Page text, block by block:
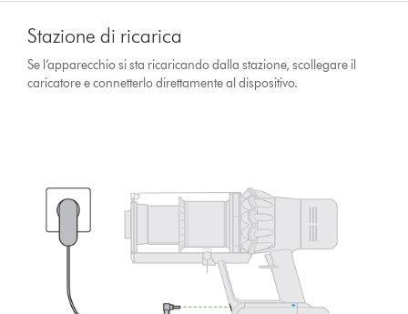
Stazione di ricarica
Se l’apparecchio si sta ricaricando dalla stazione, scollegare il
caricatore e connetterlo direttamente al dispositivo.